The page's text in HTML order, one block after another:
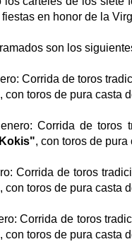
en honor de la
son los
Corrida de toros
, con toros de pura casta
Corrida de toros
, con toros de
Corrida de toros
, con toros de pura casta
Corrida de toros
, con toros de pura casta